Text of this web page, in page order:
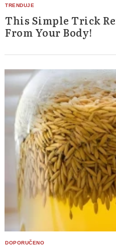
This Simple Trick
From Your Body!